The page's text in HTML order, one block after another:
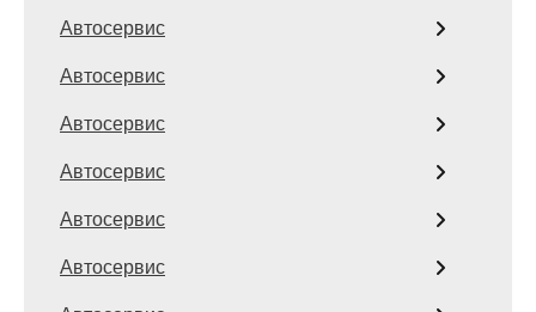
Автосервис
Автосервис
Автосервис
Автосервис
Автосервис
Автосервис